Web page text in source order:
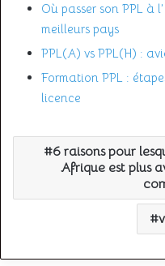
Où passer son PPL à
meilleurs pays
PPL(A) vs PPL(H) :
Formation PPL :
licence
6 raisons pour
Afrique est plus